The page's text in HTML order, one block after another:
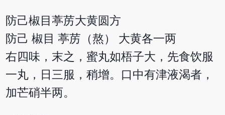
防己椒目葶苈大黄圆方
防己 椒目 葶苈（熬） 大黄各一两
右四味，末之，蜜丸如梧子大，先食饮服
一丸，日三服，稍增。口中有津液渴者，
加芒硝半两。